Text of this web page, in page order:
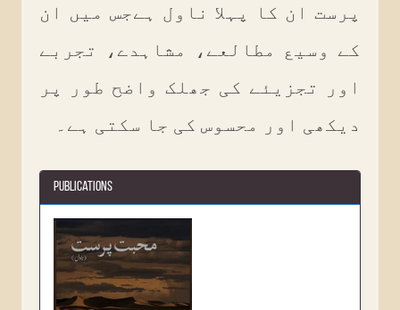
پرست ان کا پہلا ناول ہےجس میں ان
کے وسیع مطالعے، مشاہدے، تجربے
اور تجزیئے کی جھلک واضح طور پر
دیکھی اور محسوس کی جا سکتی ہے۔
Publications